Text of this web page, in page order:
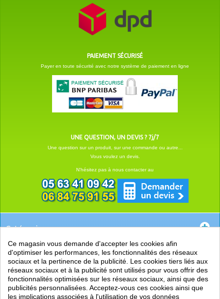
PAIEMENT SÉCURISÉ
Payer en toute sécurité avec notre système de paiement en ligne
UNE QUESTION, UN DEVIS ? 7j/7
Une question sur un produit, sur une commande ou autre...
Vous voulez un devis.
N'hésitez pas à nous contacter au
Catégories
EN SAVOIR +
PRATIQUE
LIENS
Ce magasin vous demande d'accepter les cookies afin
d'optimiser les performances, les fonctionnalités des réseaux
sociaux et la pertinence de la publicité. Les cookies tiers liés aux
réseaux sociaux et à la publicité sont utilisés pour vous offrir des
fonctionnalités optimisées sur les réseaux sociaux, ainsi que des
publicités personnalisées. Acceptez-vous ces cookies ainsi que
les implications associées à l'utilisation de vos données